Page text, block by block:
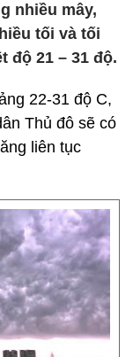
nhiều mây,
tối và tối
độ 21 – 31 độ.
22-31 độ C,
Thủ đô sẽ có
liên tục